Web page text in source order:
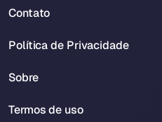
Contato
Política de Privacidade
Sobre
Termos de uso